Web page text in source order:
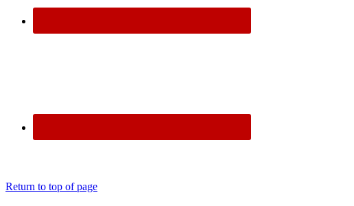
Return to top of page